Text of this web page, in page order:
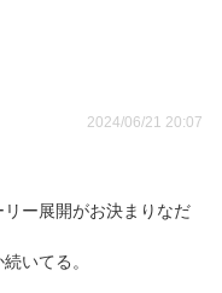
2024/06/21 20:07
ー展開がお決まりなだ
いてる。